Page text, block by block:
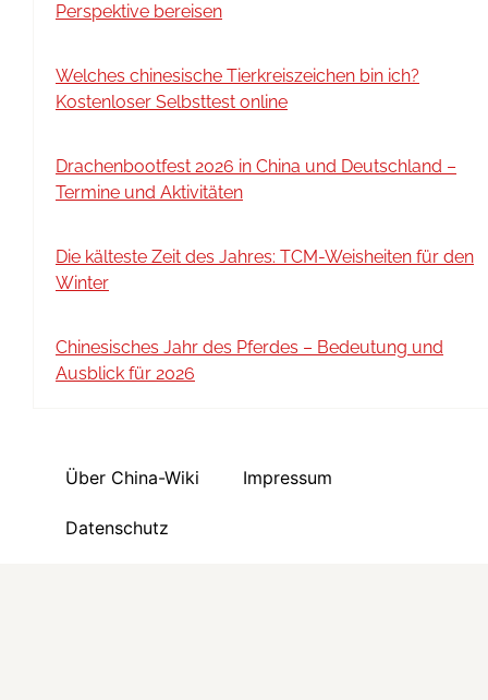
Perspektive bereisen
Welches chinesische Tierkreiszeichen bin ich?
Kostenloser Selbsttest online
Drachenbootfest 2026 in China und Deutschland –
Termine und Aktivitäten
Die kälteste Zeit des Jahres: TCM-Weisheiten für den
Winter
Chinesisches Jahr des Pferdes – Bedeutung und
Ausblick für 2026
Über China-Wiki Impressum
Datenschutz